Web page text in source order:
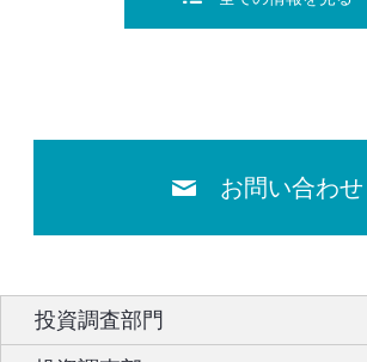
お問い合わせ
投資調査部門